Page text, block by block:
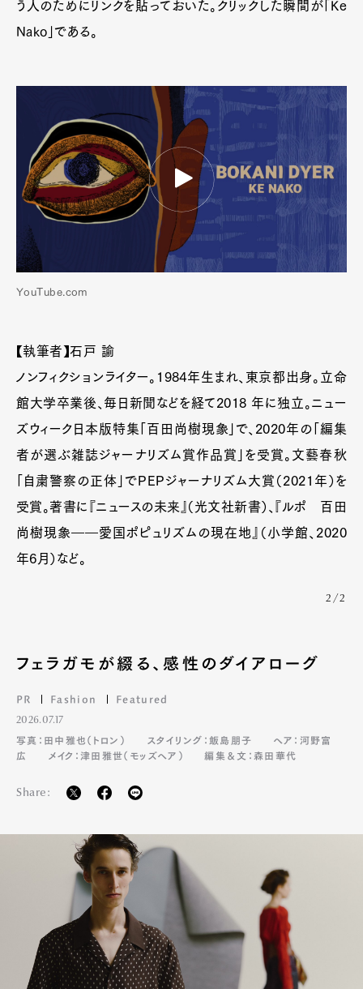
Art&DesignWatchFashion
う人のためにリンクを貼っておいた。クリックした瞬間が「Ke
Nako」である。
YouTube.com
【執筆者】石戸 諭
ノンフィクションライター。1984年生まれ、東京都出身。立命
館大学卒業後、毎日新聞などを経て2018 年に独立。ニュー
ズウィーク日本版特集「百田尚樹現象」で、2020年の「編集
者が選ぶ雑誌ジャーナリズム賞作品賞」を受賞。文藝春秋
「自粛警察の正体」でPEPジャーナリズム大賞（2021年）を
受賞。著書に『ニュースの未来』（光文社新書）、『ルポ 百田
尚樹現象――愛国ポピュリズムの現在地』（小学館、2020
年6月）など。
2/2
フェラガモが綴る、感性のダイアローグ
PR Fashion Featured
2026.07.17
写真：田中雅也（トロン）
スタイリング：飯島朋子
ヘア：河野富
広
メイク：津田雅世（モッズヘア） 編集＆文：森田華代
Share: